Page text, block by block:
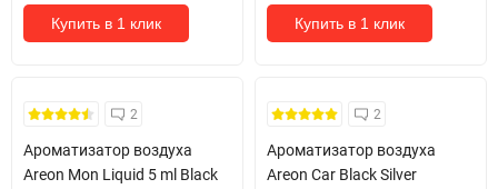
Купить в 1 клик Купить в 1 клик
2
Ароматизатор воздуха
Areon Mon Liquid 5 ml Black
2
Ароматизатор воздуха
Areon Car Black Silver